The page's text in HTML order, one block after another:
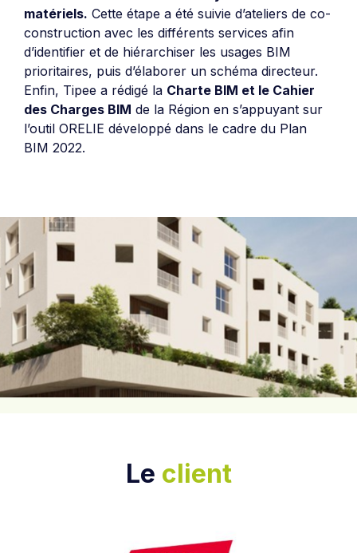
matériels. Cette étape a été suivie d’ateliers de co-
construction avec les différents services afin
d’identifier et de hiérarchiser les usages BIM
prioritaires, puis d’élaborer un schéma directeur.
Enfin, Tipee a rédigé la Charte BIM et le Cahier
des Charges BIM de la Région en s’appuyant sur
l’outil ORELIE développé dans le cadre du Plan
BIM 2022.
Le client